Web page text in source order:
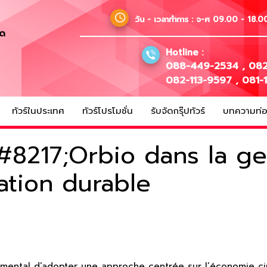
วัน - เวลาทำการ : จ-ศ 09.00 -
Hotline :
088-449-2534 ,
082-113-9597, 081-
ทัวร์ในประเทศ ทัวร์โปรโมชั่น รับจัดกรุ๊ปทัวร์ บทความท่
dans la
durable